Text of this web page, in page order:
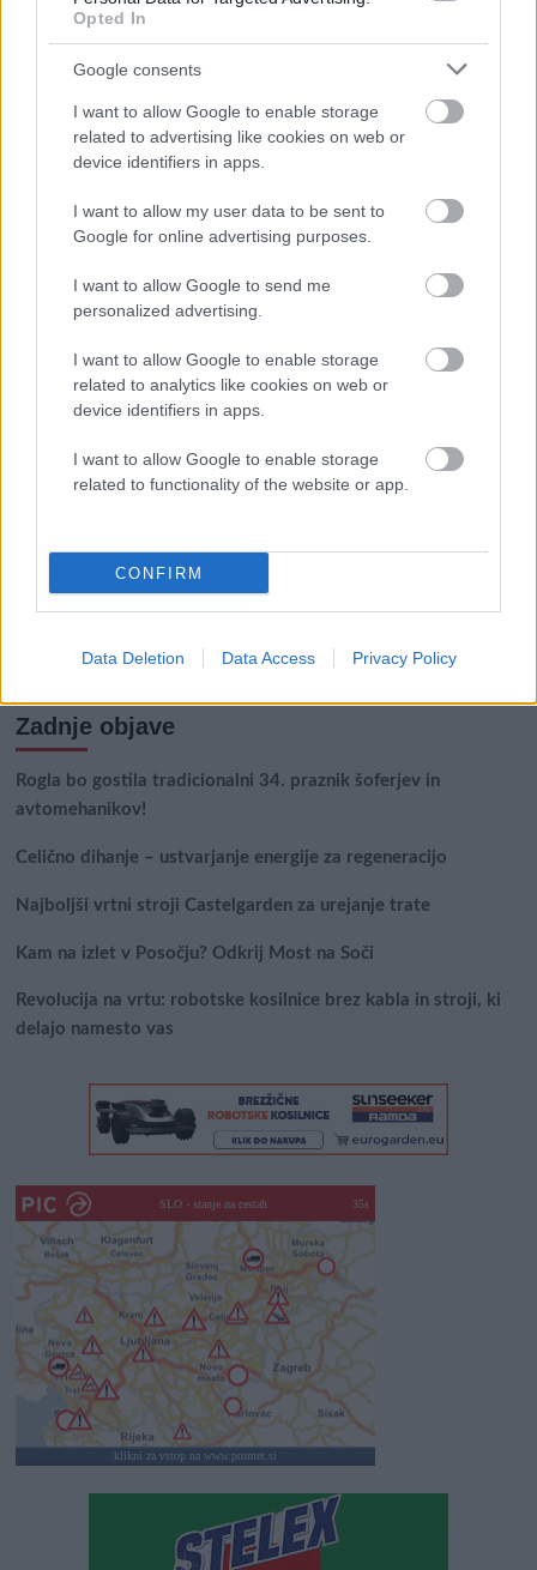
grant or deny consent to Google and its third-party tags to
use your data for below specified purposes in below Google
Opted In
Google consents
I want to allow Google to enable storage
related to advertising like cookies on web or
device identifiers in apps.
I want to allow my user data to be sent to
Google for online advertising purposes.
I want to allow Google to send me
personalized advertising.
I want to allow Google to enable storage
related to analytics like cookies on web or
device identifiers in apps.
I want to allow Google to enable storage
related to functionality of the website or app.
CONFIRM
Data Deletion Data Access Privacy Policy
Išči
Zadnje objave
Rogla bo gostila tradicionalni 34. praznik šoferjev in
avtomehanikov!
Celično dihanje – ustvarjanje energije za regeneracijo
Najboljši vrtni stroji Castelgarden za urejanje trate
Kam na izlet v Posočju? Odkrij Most na Soči
Revolucija na vrtu: robotske kosilnice brez kabla in stroji, ki
delajo namesto vas
SLO - stanje na cestah 30s
klikni za vstop na www.promet.si